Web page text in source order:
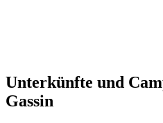
Unterkünfte und
Gassin